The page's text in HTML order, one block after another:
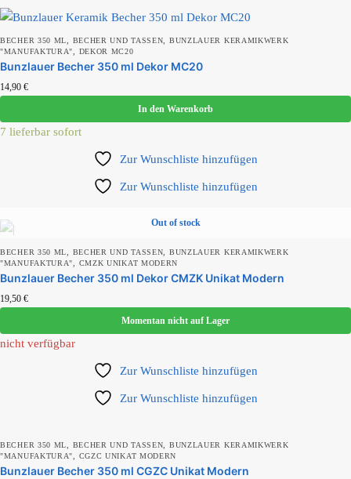
BECHER 350 ML, BECHER UND TASSEN, BUNZLAUER KERAMIKWERK
"MANUFAKTURA", DEKOR MC20
Bunzlauer Becher 350 ml Dekor MC20
14,90 €
In den Warenkorb
7 lieferbar sofort
Zur Wunschliste hinzufügen
Zur Wunschliste hinzufügen
Out of stock
BECHER 350 ML, BECHER UND TASSEN, BUNZLAUER KERAMIKWERK
"MANUFAKTURA", CMZK UNIKAT MODERN
Bunzlauer Becher 350 ml Dekor CMZK Unikat Modern
19,50 €
Momentan nicht auf Lager
nicht verfügbar
Zur Wunschliste hinzufügen
Zur Wunschliste hinzufügen
BECHER 350 ML, BECHER UND TASSEN, BUNZLAUER KERAMIKWERK
"MANUFAKTURA", CGZC UNIKAT MODERN
Bunzlauer Becher 350 ml CGZC Unikat Modern